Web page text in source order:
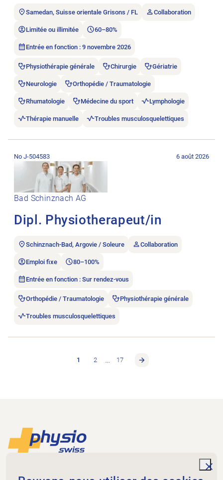
Samedan, Suisse orientale Grisons / FL Collaboration
Limitée ou illimitée 60–80%
Entrée en fonction : 9 novembre 2026
Physiothérapie générale Chirurgie Gériatrie
Neurologie Orthopédie / Traumatologie
Rhumatologie Médecine du sport Lymphologie
Thérapie manuelle Troubles musculosquelettiques
Bad Schinznach AG
Dipl. Physiotherapeut/in
No J-504583 6 août 2026
Schinznach-Bad, Argovie / Soleure Collaboration
Emploi fixe 80–100%
Entrée en fonction : Sur rendez-vous
Orthopédie / Traumatologie Physiothérapie générale
Troubles musculosquelettiques
1 2 … 17
Footer
Physioswiss